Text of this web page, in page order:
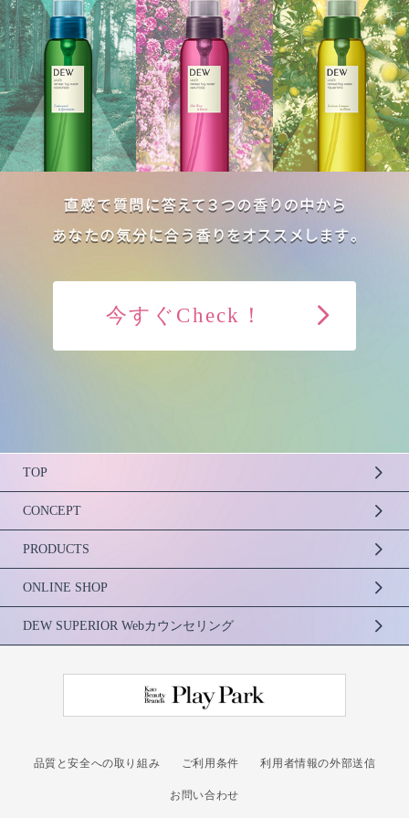
今すぐCheck！
TOP
CONCEPT
PRODUCTS
ONLINE SHOP
DEW SUPERIOR Webカウンセリング
品質と安全への取り組み ご利用条件 利用者情報の外部送信
お問い合わせ